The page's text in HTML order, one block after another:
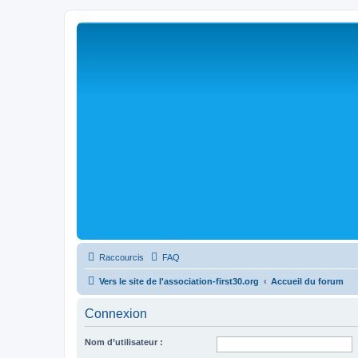
Raccourcis FAQ
Vers le site de l'association-first30.org Accueil du forum
Connexion
Nom d’utilisateur :